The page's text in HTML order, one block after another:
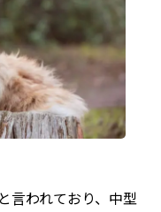
言われており、中型